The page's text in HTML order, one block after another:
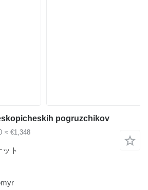
pogruzchikov
≈ €1,348
ト